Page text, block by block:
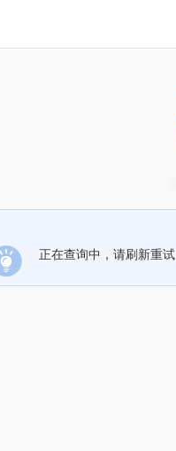
正在查询中，请刷新重试